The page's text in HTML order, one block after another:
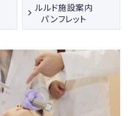
ルルド施設案内
パンフレット